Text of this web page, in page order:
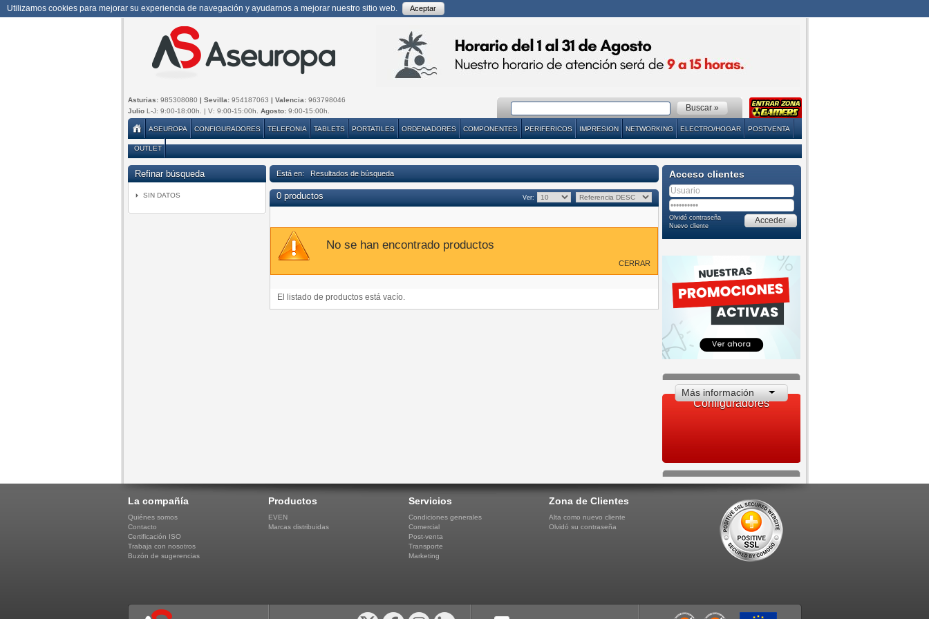
Utilizamos cookies para mejorar su experiencia de navegación y ayudarnos a mejorar nuestro sitio web. Aceptar
Asturias: 985308080 | Sevilla: 954187063 | Valencia: 963798046
JulioL-J: 9:00-18:00h. | V: 9:00-15:00h. Agosto:9:00-15:00h.
ASEUROPA CONFIGURADORES TELEFONIA TABLETS PORTATILES ORDENADORES COMPONENTES PERIFERICOS IMPRESION NETWORKING ELECTRO/HOGAR POSTVENTA
OUTLET
Refinar búsqueda
SIN DATOS
Está en: Resultados de búsqueda
0 productos Ver:
No se han encontrado productos
CERRAR
El listado de productos está vacío.
Acceso clientes
Olvidó contraseña
Nuevo cliente
Configuradores
Más información
La compañía
Quiénes somos
Contacto
Certificación ISO
Trabaja con nosotros
Buzón de sugerencias
Productos
EVEN
Marcas distribuidas
Servicios
Condiciones generales
Comercial
Post-venta
Transporte
Marketing
Zona de Clientes
Alta como nuevo cliente
Olvidó su contraseña